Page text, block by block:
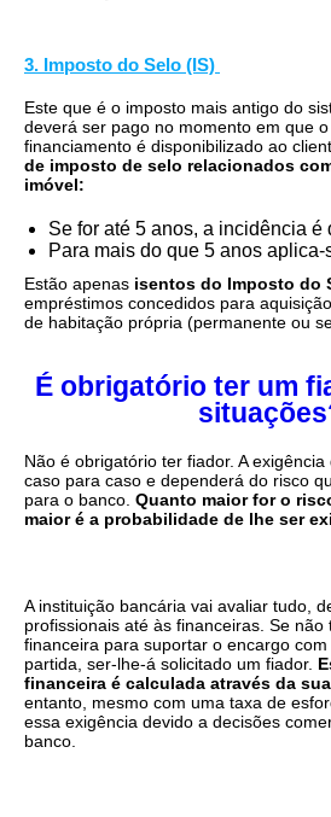
3. Imposto do Selo (IS)
Este que é o imposto mais antigo do
deverá ser pago no momento em que
financiamento é disponibilizado ao
de imposto de selo relacionados
imóvel:
Se for até 5 anos, a incidência é
Para mais do que 5 anos aplica-
Estão apenas isentos do Imposto do
empréstimos concedidos para
de habitação própria (permanente ou
É obrigatório ter um
Não é obrigatório ter fiador. A
caso para caso e dependerá do risco
para o banco. Quanto maior for o
maior é a probabilidade de lhe ser
A instituição bancária vai avaliar tudo,
profissionais até às financeiras. Se não
financeira para suportar o encargo
partida, ser-lhe-á solicitado um fiador.
financeira é calculada através da
entanto, mesmo com uma taxa de
essa exigência devido a decisões
banco.